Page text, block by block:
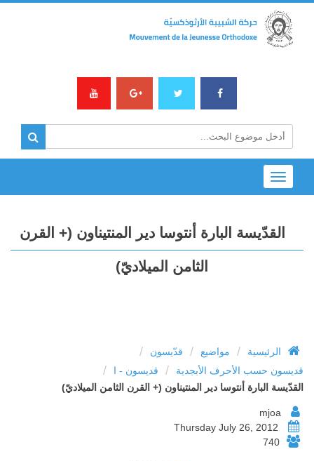
Toggle
navigation
القدّيسة البارة أنتوسا دير المنتيناون (+ القرن
الثامن الميلاديّ)
الرئيسية / مواضيع / قدّيسون /
قديسون حسب الأحرف الأبجدية / قديسون - ا /
القدّيسة البارة أنتوسا دير المنتيناون (+ القرن الثامن الميلاديّ)
740